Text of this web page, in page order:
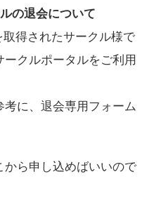
の退会について
取得されたサークル様で
クルポータルをご利用
に、退会専用フォーム
ら申し込めばいいので